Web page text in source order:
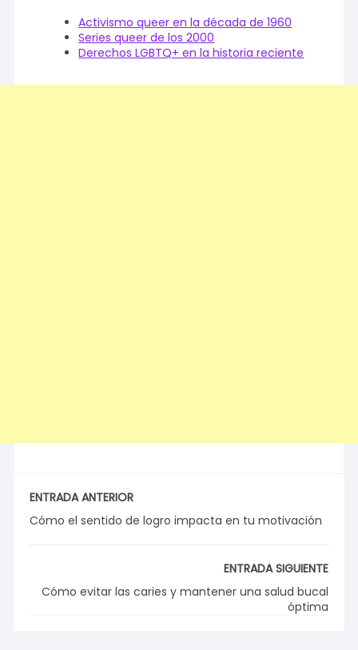
Activismo queer en la década de 1960
Series queer de los 2000
Derechos LGBTQ+ en la historia reciente
ENTRADA ANTERIOR
Cómo el sentido de logro impacta en tu motivación
ENTRADA SIGUIENTE
Cómo evitar las caries y mantener una salud bucal
óptima